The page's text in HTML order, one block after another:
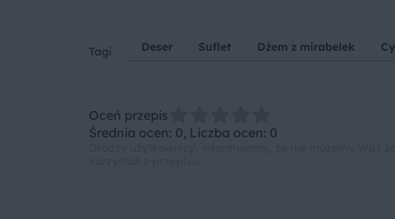
Tagi Deser Suflet Dżem z mirabelek
Oceń przepis
Średnia ocen: 0, Liczba ocen: 0